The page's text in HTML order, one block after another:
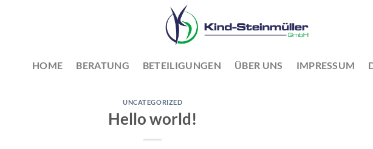
HOME BERATUNG BETEILIGUNGEN ÜBER UNS IMPRESSUM
UNCATEGORIZED
Hello world!